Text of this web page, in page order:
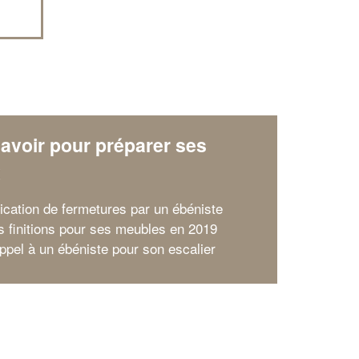
pour préparer ses
de fermetures par un ébéniste
finitions pour ses meubles en 2019
à un ébéniste pour son escalier